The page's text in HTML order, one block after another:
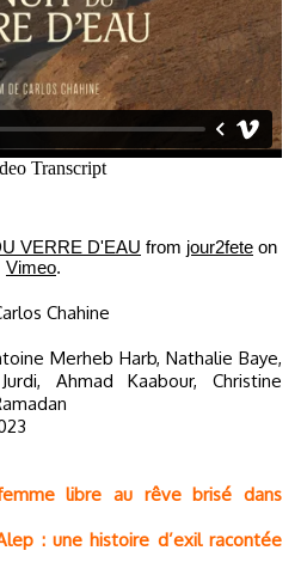
VERRE D'EAU from jour2fete on
Vimeo.
Chahine
Merheb Harb, Nathalie Baye,
Ahmad Kaabour, Christine
libre au rêve brisé dans
: une histoire d’exil racontée